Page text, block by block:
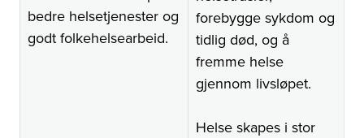
bedre helsetjenester og
godt folkehelsearbeid.
forebygge sykdom og
tidlig død, og å
fremme helse
gjennom livsløpet.
Helse skapes i stor